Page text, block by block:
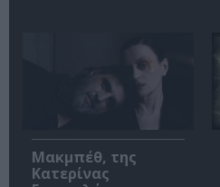
Μακμπέθ, της
Κατερίνας